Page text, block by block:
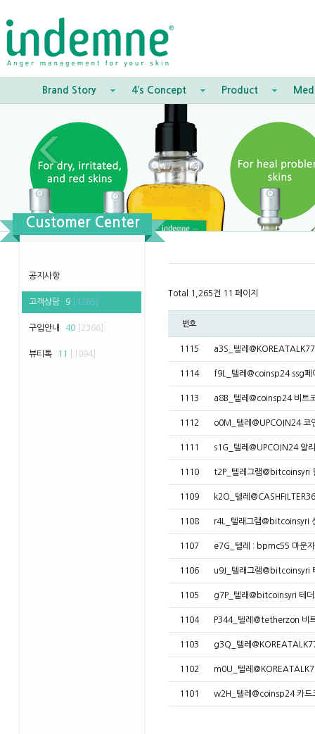
Brand Story 4’s Concept Product
Customer Center
공지사항
고객상담 9 [1265]
구입안내 40 [2366]
뷰티톡 11 [1094]
Total 1,265건 11 페이지
번호
1115 a3S_텔레
1114 f9L_텔레@coinsp24 ssg
1113 a8B_텔레@coinsp24 비트
1112 o0M_텔레@UPCOIN24 코
1111 s1G_텔레@UPCOIN24 알
1110 t2P_텔레그램@bitcoinsyri
1109 k2O_텔레
1108 r4L_텔래그램@bitcoinsyri
1107 e7G_텔레 : bpmc55 마운
1106 u9J_텔래그램@bitcoinsyri
1105 g7P_텔래@bitcoinsyri 테
1104 P344_텔레@tetherzon 비
1103 g3Q_텔레
1102 m0U_텔레
1101 w2H_텔레@coinsp24 카드